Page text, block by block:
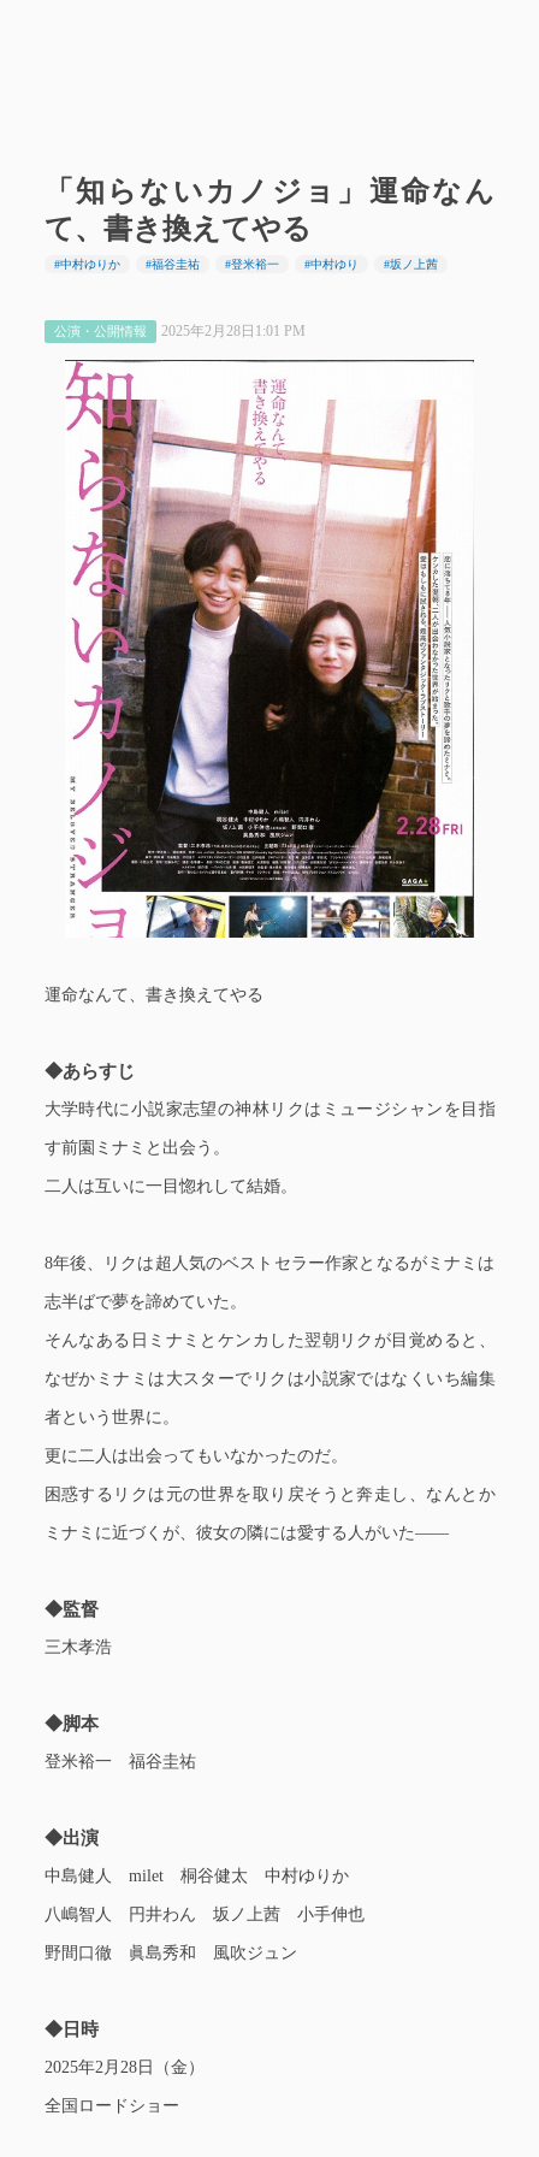
「知らないカノジョ」運命なん
て、書き換えてやる
#中村ゆりか #福谷圭祐 #登米裕一 #中村ゆり #坂ノ上茜
公演・公開情報 2025年2月28日1:01 PM
運命なんて、書き換えてやる
◆あらすじ
大学時代に小説家志望の神林リクはミュージシャンを目指
す前園ミナミと出会う。
二人は互いに一目惚れして結婚。
8年後、リクは超人気のベストセラー作家となるがミナミは
志半ばで夢を諦めていた。
そんなある日ミナミとケンカした翌朝リクが目覚めると、
なぜかミナミは大スターでリクは小説家ではなくいち編集
者という世界に。
更に二人は出会ってもいなかったのだ。
困惑するリクは元の世界を取り戻そうと奔走し、なんとか
ミナミに近づくが、彼女の隣には愛する人がいた――
◆監督
三木孝浩
◆脚本
登米裕一 福谷圭祐
◆出演
中島健人 milet 桐谷健太 中村ゆりか
八嶋智人 円井わん 坂ノ上茜 小手伸也
野間口徹 眞島秀和 風吹ジュン
◆日時
2025年2月28日（金）
全国ロードショー